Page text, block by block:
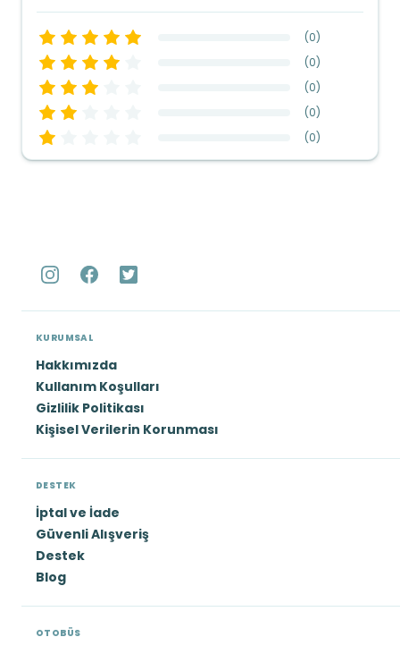
(0)
(0)
(0)
(0)
(0)
KURUMSAL
Hakkımızda
Kullanım Koşulları
Gizlilik Politikası
Kişisel Verilerin Korunması
DESTEK
İptal ve İade
Güvenli Alışveriş
Destek
Blog
OTOBÜS